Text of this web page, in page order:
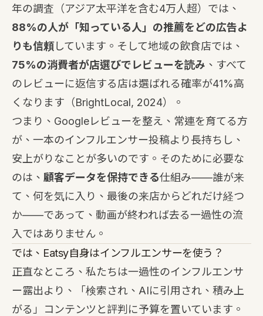
年の調査（アジア太平洋を含む4万人超）では、
88%の人が「知っている人」の推薦をどの広告よ
りも信頼しています。そして地域の飲食店では、
75%の消費者が店選びでレビューを読み 、すべて
のレビューに返信する店は選ばれる確率が41%高
くなります（BrightLocal, 2024）。
つまり、Googleレビューを整え、常連を育てる方
が、一本のインフルエンサー投稿より長持ちし、
安上がりなことが多いのです。そのために必要な
のは、 顧客データを保持できる仕組み——誰が来
て、何を気に入り、最後の来店からどれだけ経つ
か——であって、動画が終われば去る一過性の流
入ではありません。
では、Eatsy自身はインフルエンサーを使う？
正直なところ、私たちは一過性のインフルエンサ
ー露出より、「検索され、AIに引用され、積み上
がる」コンテンツと評判に予算を置いています。